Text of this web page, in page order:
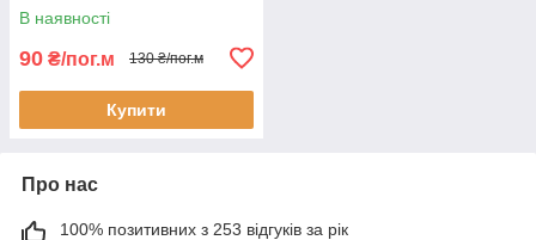
В наявності
90 ₴/пог.м 130 ₴/пог.м
Купити
Про нас
100% позитивних з 253 відгуків за рік